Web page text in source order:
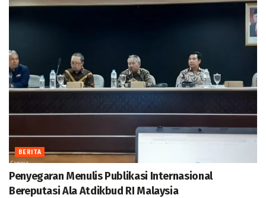
BERITA
Penyegaran Menulis Publikasi Internasional
Bereputasi Ala Atdikbud RI Malaysia